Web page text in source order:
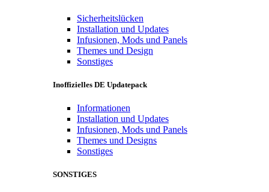
Sicherheitslücken
Installation und Updates
Infusionen, Mods und Panels
Themes und Design
Sonstiges
Inoffizielles DE Updatepack
Informationen
Installation und Updates
Infusionen, Mods und Panels
Themes und Designs
Sonstiges
SONSTIGES